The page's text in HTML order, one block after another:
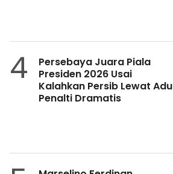
4
Persebaya Juara Piala
Presiden 2026 Usai
Kalahkan Persib Lewat Adu
Penalti Dramatis